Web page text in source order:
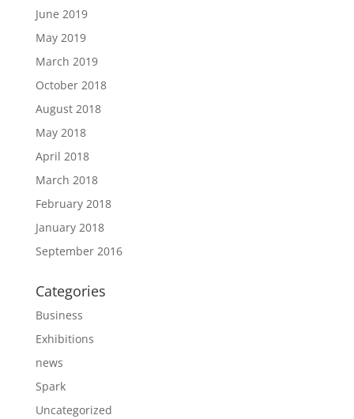
June 2019
May 2019
March 2019
October 2018
August 2018
May 2018
April 2018
March 2018
February 2018
January 2018
September 2016
Categories
Business
Exhibitions
news
Spark
Uncategorized